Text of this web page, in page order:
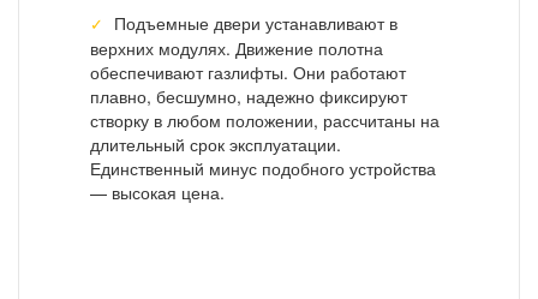
Подъемные двери устанавливают в
верхних модулях. Движение полотна
обеспечивают газлифты. Они работают
плавно, бесшумно, надежно фиксируют
створку в любом положении, рассчитаны на
длительный срок эксплуатации.
Единственный минус подобного устройства
— высокая цена.